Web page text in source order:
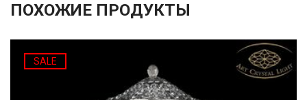
ПОХОЖИЕ ПРОДУКТЫ
SALE